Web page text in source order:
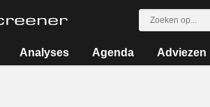
Analyses Agenda Adviezen